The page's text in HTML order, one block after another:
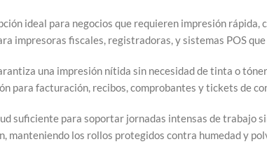
ideal para negocios que requieren impresión rápida,
impresoras fiscales, registradoras, y sistemas POS
una impresión nítida sin necesidad de tinta o
para facturación, recibos, comprobantes y tickets de
suficiente para soportar jornadas intensas de
los rollos protegidos contra humedad y